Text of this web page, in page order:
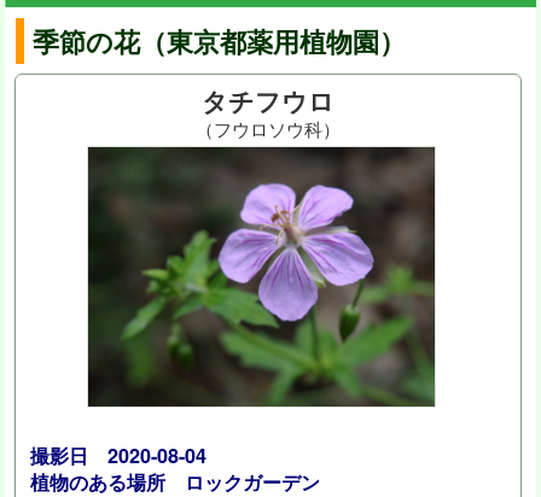
季節の花（東京都薬用植物園）
タチフウロ
（フウロソウ科）
撮影日 2020-08-04
植物のある場所 ロックガーデン